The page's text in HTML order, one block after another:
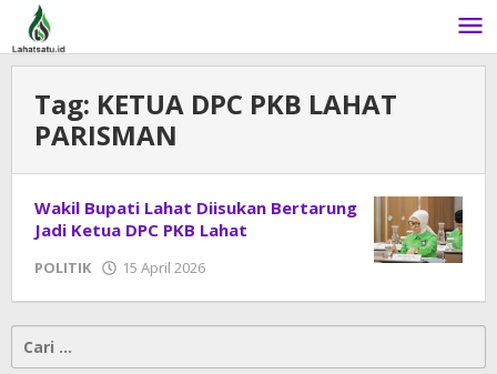
Lewati
konten
Tag: KETUA DPC PKB LAHAT
PARISMAN
Wakil Bupati Lahat Diisukan Bertarung
Jadi Ketua DPC PKB Lahat
POLITIK 15 April 2026
Cari
untuk: